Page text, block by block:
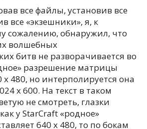
все файлы, установив все
все «экзешники», я, к
сожалению, обнаружил, что
волшебных
битв не разворачивается во
разрешение матрицы
480, но интерполируется она
х 600. На текст в таком
не смотреть, глазки
у StarCraft «родное»
640 х 480, то по бокам